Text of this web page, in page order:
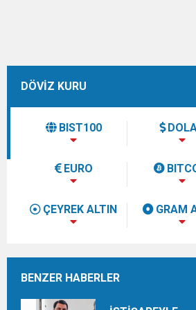
DÖVİZ KURU
BIST100
EURO
ÇEYREK ALTIN GRAM
BENZER HABERLER